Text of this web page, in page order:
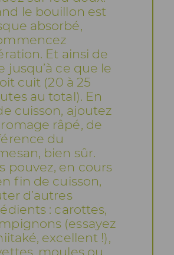
le bouillon est
absorbé,
Et ainsi de
jusqu’à ce que le
cuit (20 à 25
au total). En
cuisson, ajoutez
râpé, de
du
bien sûr.
pouvez, en cours
fin de cuisson,
d’autres
: carottes,
(essayez
excellent !),
moules ou